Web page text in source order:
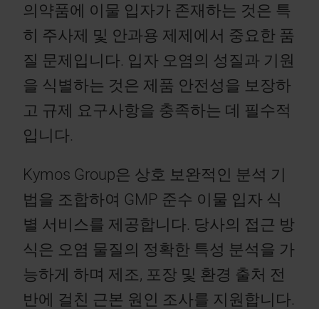
의약품에 이물 입자가 존재하는 것은 특
히 주사제 및 안과용 제제에서 중요한 품
질 문제입니다. 입자 오염의 성질과 기원
을 식별하는 것은 제품 안전성을 보장하
고 규제 요구사항을 충족하는 데 필수적
입니다.
Kymos Group은 상호 보완적인 분석 기
법을 조합하여 GMP 준수 이물 입자 식
별 서비스를 제공합니다. 당사의 접근 방
식은 오염 물질의 정확한 특성 분석을 가
능하게 하며 제조, 포장 및 환경 출처 전
반에 걸친 근본 원인 조사를 지원합니다.